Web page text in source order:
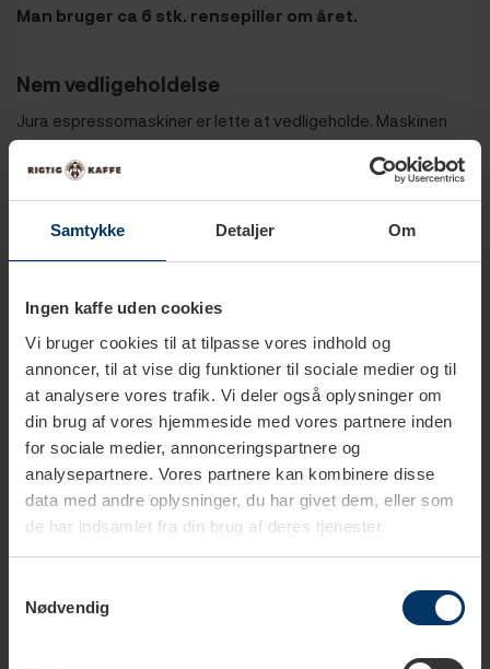
Samtykke Detaljer Om
Ingen kaffe uden cookies
Vi bruger cookies til at tilpasse vores indhold og
annoncer, til at vise dig funktioner til sociale medier og til
at analysere vores trafik. Vi deler også oplysninger om
din brug af vores hjemmeside med vores partnere inden
for sociale medier, annonceringspartnere og
analysepartnere. Vores partnere kan kombinere disse
data med andre oplysninger, du har givet dem, eller som
de har indsamlet fra din brug af deres tjenester.
Nødvendig
Man bruger ca 6 stk. rensepiller om året.
Nem vedligeholdelse
Jura espressomaskiner er lette at vedligeholde. Maskinen
renses ved at tilføje tabletten og lade maskinen udføre dens
automatiske renseprogram. Afhængig af den enkelte model,
skal rensepillerne bruges efter ca. 200 kopper eller 80
switch-on rinses.
Originalt plejemiddel
Disse rensetabletter er et originalt Jura produkt. Rigtig Kaffe
anbefaler altid du bruger originale plejemidler til din
espressomaskine, for at beholde maskinens garanti og
forlænge levetiden.
Effektiv rengøring – langvarig beskyttelse
rengøringsprogram fjerner 2-fase rensetabletterne sikkert